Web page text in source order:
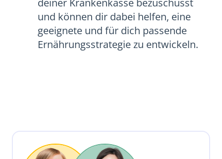
deiner Krankenkasse bezuschusst
und können dir dabei helfen, eine
geeignete und für dich passende
Ernährungsstrategie zu entwickeln.